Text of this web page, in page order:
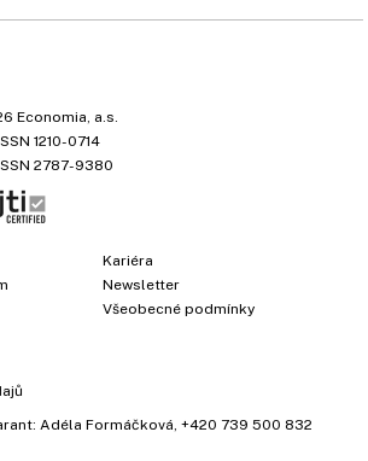
Economia, a.s.
1210-0714
2787-9380
Kariéra
Newsletter
Všeobecné podmínky
Adéla Formáčková +420 739 500 832